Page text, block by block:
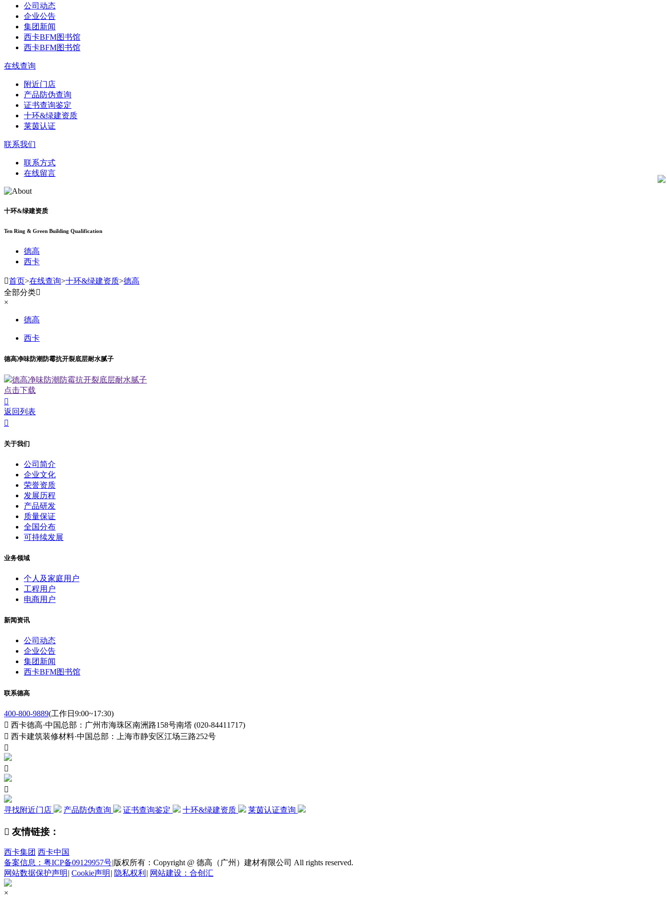
公司动态
企业公告
集团新闻
西卡BFM图书馆
西卡BFM图书馆
在线查询
附近门店
产品防伪查询
证书查询鉴定
十环&绿建资质
莱茵认证
联系我们
联系方式
在线留言
十环&绿建资质
Ten Ring & Green Building Qualification
德高
西卡
首页>在线查询>十环&绿建资质>德高
全部分类
×
德高
西卡
德高净味防潮防霉抗开裂底层耐水腻子
德高净味防潮防霉抗开裂底层耐水腻子
点击下载

返回列表

关于我们
公司简介
企业文化
荣誉资质
发展历程
产品研发
质量保证
全国分布
可持续发展
业务领域
个人及家庭用户
工程用户
电商用户
新闻资讯
公司动态
企业公告
集团新闻
西卡BFM图书馆
联系德高
400-800-9889(工作日9:00~17:30)
 西卡德高·中国总部：广州市海珠区南洲路158号南塔 (020-84411717)
 西卡建筑装修材料·中国总部：上海市静安区江场三路252号



寻找附近门店 产品防伪查询 证书查询鉴定 十环&绿建资质 莱茵认证查询
 友情链接：
西卡集团 西卡中国
备案信息：粤ICP备09129957号|版权所有：Copyright @ 德高（广州）建材有限公司 All rights reserved.
网站数据保护声明 | Cookie声明 | 隐私权利 | 网站建设：合创汇
×